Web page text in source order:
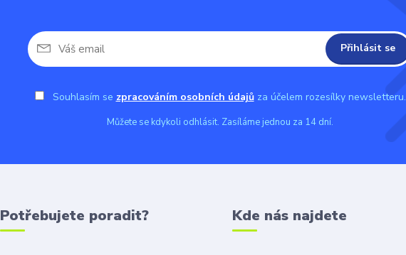
Přihlásit se
Souhlasím se zpracováním osobních údajůza účelem rozesílky newsletteru.
Můžete se kdykoli odhlásit. Zasíláme jednou za 14 dní.
Potřebujete poradit? Kde nás najdete